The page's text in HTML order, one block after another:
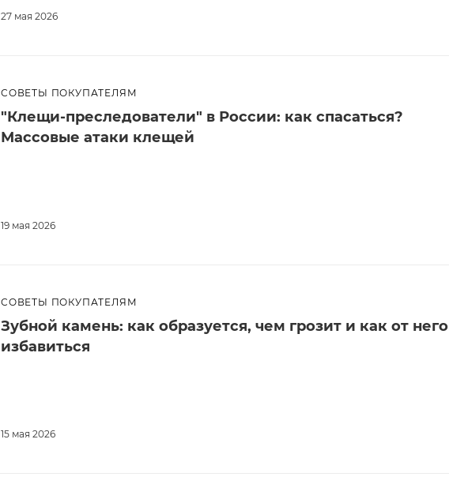
27 мая 2026
СОВЕТЫ ПОКУПАТЕЛЯМ
19 мая 2026
"Клещи-преследователи" в России: как спасаться?
Массовые атаки клещей
СОВЕТЫ ПОКУПАТЕЛЯМ
15 мая 2026
Зубной камень: как образуется, чем грозит и как от него
избавиться